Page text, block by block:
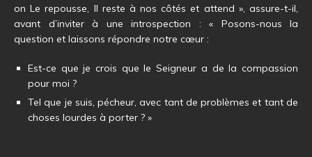
on Le repousse, Il reste à nos côtés et attend », assure-t-il,
avant d’inviter à une introspection : « Posons-nous la
question et laissons répondre notre cœur :
Est-ce que je crois que le Seigneur a de la compassion
pour moi ?
Tel que je suis, pécheur, avec tant de problèmes et tant de
choses lourdes à porter ? »